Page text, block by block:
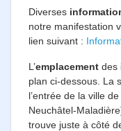
Diverses
notre manifestation
lien suivant :
L’emplacement des
plan ci-dessous. La
l’entrée de la ville
Neuchâtel-
trouve juste à côté